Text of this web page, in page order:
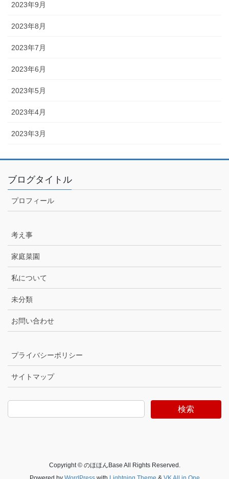
2023年9月
2023年8月
2023年7月
2023年6月
2023年5月
2023年4月
2023年3月
ブログタイトル
プロフィール
考え事
家庭菜園
私について
未分類
お問い合わせ
プライバシーポリシー
サイトマップ
検索
Copyright © のほほんBase All Rights Reserved.